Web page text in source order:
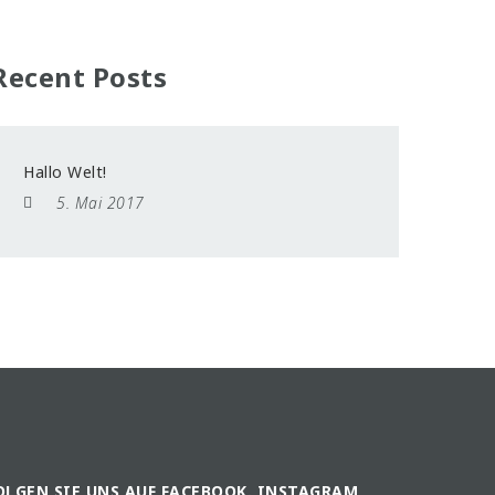
Posts
Hallo Welt!
5. Mai 2017